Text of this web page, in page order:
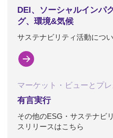
DEI、ソーシャルインパ
グ、環境&気候
サステナビリティ活動につ
マーケット・ビューとプレ
有言実行
その他のESG・サステナビ
スリリースはこちら